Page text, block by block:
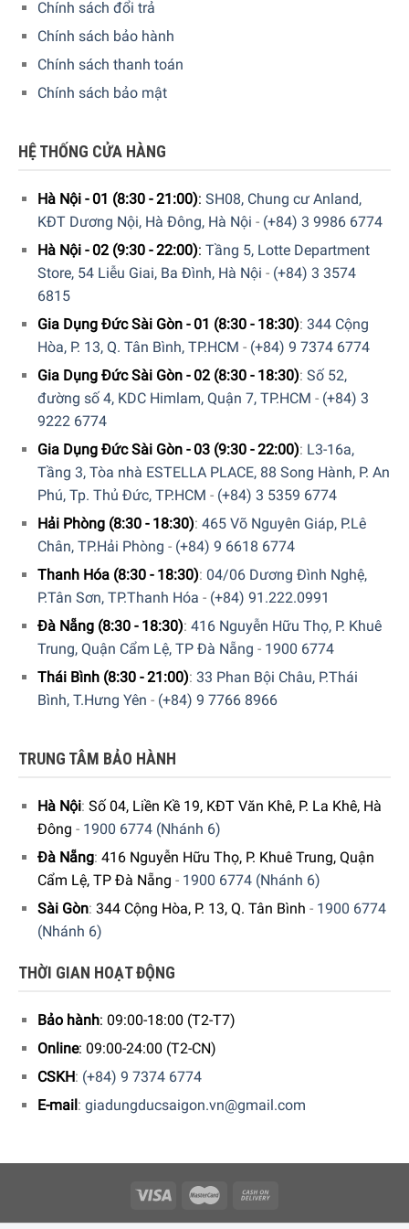
các ly thủy tinh. Sáu vòi phun đặc biệt làm sạch triệt để
từng chiếc ly riêng biệt với dòng nước nhẹ nhàng, liên tục
mà không làm hỏng các vật liệu nhạy cảm. Và bề mặt
silicone chống trượt giúp bảo vệ những chiếc ly quý giá
Công nghệ Zeolith® giúp chén đĩa luôn khô ráo
Công nghệ sấy khô Zeolith® sử dụng một ngăn chứa đầy
các khoáng chất tự nhiên giúp hấp thụ độ ẩm và tỏa nhiệt.
Điều này làm tăng tốc độ chu trình sấy và có nghĩa là bạn
sử dụng ít điện hơn. Điều đó mang lại lợi ích cho cả người
sử dụng cũng như góp phần bảo vệ trái đất.
khô bằng khoáng chất tự nhiên thân thiện với môi trường
flexComfort Pro
Hệ thống giỏ flexComfort Pro mới với thiết kế trang nhã
cũng mang lại cảm giác êm ái. Nhờ có thiết bị an toàn mới,
giờ đây bạn có thể đặt ngay cả những chiếc ly tốt nhất của
mình vào máy rửa chén của mình mà không cần do dự.
Chính sách đổi trả
Chính sách bảo hành
Chính sách thanh toán
Chính sách bảo mật
HỆ THỐNG CỬA HÀNG
Hà Nội - 01 (8:30 - 21:00): SH08, Chung cư Anland,
KĐT Dương Nội, Hà Đông, Hà Nội - (+84) 3 9986 6774
Hà Nội - 02 (9:30 - 22:00): Tầng 5, Lotte Department
Store, 54 Liễu Giai, Ba Đình, Hà Nội - (+84) 3 3574
6815
Gia Dụng Đức Sài Gòn - 01 (8:30 - 18:30): 344 Cộng
Hòa, P. 13, Q. Tân Bình, TP.HCM - (+84) 9 7374 6774
Gia Dụng Đức Sài Gòn - 02 (8:30 - 18:30): Số 52,
đường số 4, KDC Himlam, Quận 7, TP.HCM - (+84) 3
9222 6774
Gia Dụng Đức Sài Gòn - 03 (9:30 - 22:00): L3-16a,
Tầng 3, Tòa nhà ESTELLA PLACE, 88 Song Hành, P. An
Phú, Tp. Thủ Đức, TP.HCM - (+84) 3 5359 6774
Hải Phòng (8:30 - 18:30): 465 Võ Nguyên Giáp, P.Lê
Chân, TP.Hải Phòng - (+84) 9 6618 6774
Thanh Hóa (8:30 - 18:30): 04/06 Dương Đình Nghệ,
P.Tân Sơn, TP.Thanh Hóa - (+84) 91.222.0991
Đà Nẵng (8:30 - 18:30): 416 Nguyễn Hữu Thọ, P. Khuê
Trung, Quận Cẩm Lệ, TP Đà Nẵng - 1900 6774
Thái Bình (8:30 - 21:00): 33 Phan Bội Châu, P.Thái
Bình, T.Hưng Yên - (+84) 9 7766 8966
TRUNG TÂM BẢO HÀNH
Hà Nội: Số 04, Liền Kề 19, KĐT Văn Khê, P. La Khê, Hà
Đông - 1900 6774 (Nhánh 6)
Đà Nẵng: 416 Nguyễn Hữu Thọ, P. Khuê Trung, Quận
Cẩm Lệ, TP Đà Nẵng - 1900 6774 (Nhánh 6)
Sài Gòn: 344 Cộng Hòa, P. 13, Q. Tân Bình - 1900 6774
(Nhánh 6)
THỜI GIAN HOẠT ĐỘNG
Bảo hành: 09:00-18:00 (T2-T7)
Online: 09:00-24:00 (T2-CN)
CSKH: (+84) 9 7374 6774
E-mail : giadungducsaigon.vn@gmail.com